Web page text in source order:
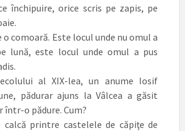
închipuire, orice scris pe zapis, pe
o comoară. Este locul unde nu omul a
lună, este locul unde omul a pus
al XIX-lea, un anume Iosif
pădurar ajuns la Vâlcea a găsit
într-o pădure. Cum?
calcă printre castelele de căpiţe de